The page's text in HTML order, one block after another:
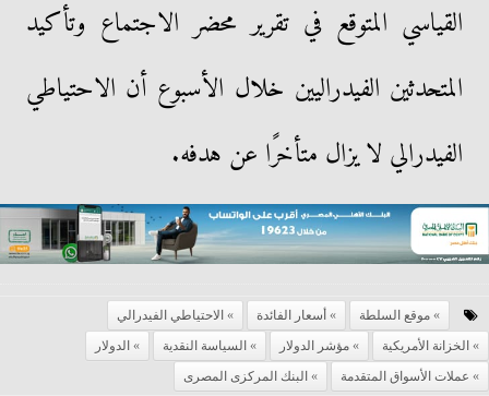
القياسي المتوقع في تقرير محضر الاجتماع وتأكيد
المتحدثين الفيدراليين خلال الأسبوع أن الاحتياطي
الفيدرالي لا يزال متأخرًا عن هدفه.
موقع السلطة أسعار الفائدة
الاحتياطي الفيدرالي
الخزانة الأمريكية
مؤشر الدولار السياسة النقدية
الدولار
عملات الأسواق المتقدمة
البنك المركزى المصرى